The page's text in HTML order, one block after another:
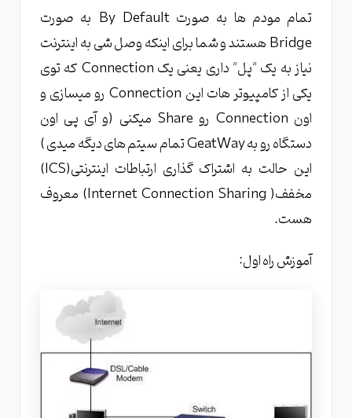
تمام مودم ها به صورت By Default به صورت
Bridge هستند و شما برای اینکه وصل شی به اینترنت
نیاز به یک "پل" داری یعنی یک Connection که توی
یکی از کامپیوتر هات این Connection رو میسازی و
اون Connection رو Share میکنی (و آی پی اون
دستگاه رو به GeatWay تمام سیتم های دیگه میدی )
این حالت به اشتراک گذاری ارتباطات اینترنتی(ICS)
مخفف( Internet Connection Sharing) معروف
هست.
آموزش راه اول: